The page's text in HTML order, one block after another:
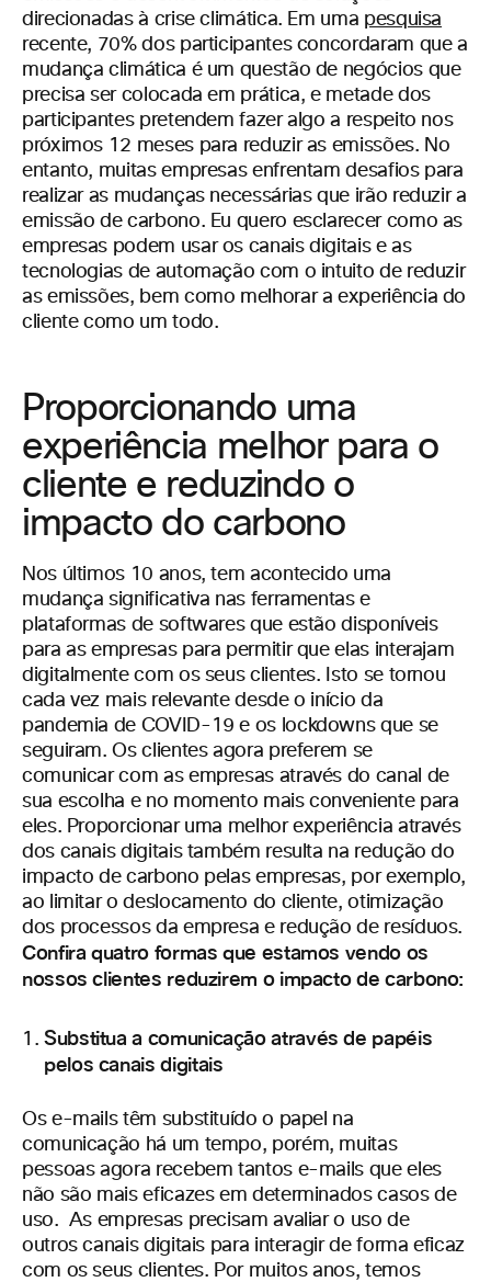
direcionadas à crise climática. Em uma pesquisa
recente, 70% dos participantes concordaram que a
mudança climática é um questão de negócios que
precisa ser colocada em prática, e metade dos
participantes pretendem fazer algo a respeito nos
próximos 12 meses para reduzir as emissões. No
entanto, muitas empresas enfrentam desafios para
realizar as mudanças necessárias que irão reduzir a
emissão de carbono. Eu quero esclarecer como as
empresas podem usar os canais digitais e as
tecnologias de automação com o intuito de reduzir
as emissões, bem como melhorar a experiência do
cliente como um todo.
Proporcionando uma
experiência melhor para o
cliente e reduzindo o
impacto do carbono
Nos últimos 10 anos, tem acontecido uma
mudança significativa nas ferramentas e
plataformas de softwares que estão disponíveis
para as empresas para permitir que elas interajam
digitalmente com os seus clientes. Isto se tornou
cada vez mais relevante desde o início da
pandemia de COVID-19 e os lockdowns que se
seguiram. Os clientes agora preferem se
comunicar com as empresas através do canal de
sua escolha e no momento mais conveniente para
eles. Proporcionar uma melhor experiência através
dos canais digitais também resulta na redução do
impacto de carbono pelas empresas, por exemplo,
ao limitar o deslocamento do cliente, otimização
dos processos da empresa e redução de resíduos.
Confira quatro formas que estamos vendo os
nossos clientes reduzirem o impacto de carbono:
Substitua a comunicação através de papéis
pelos canais digitais
Os e-mails têm substituído o papel na
comunicação há um tempo, porém, muitas
pessoas agora recebem tantos e-mails que eles
não são mais eficazes em determinados casos de
uso. As empresas precisam avaliar o uso de
outros canais digitais para interagir de forma eficaz
com os seus clientes. Por muitos anos, temos